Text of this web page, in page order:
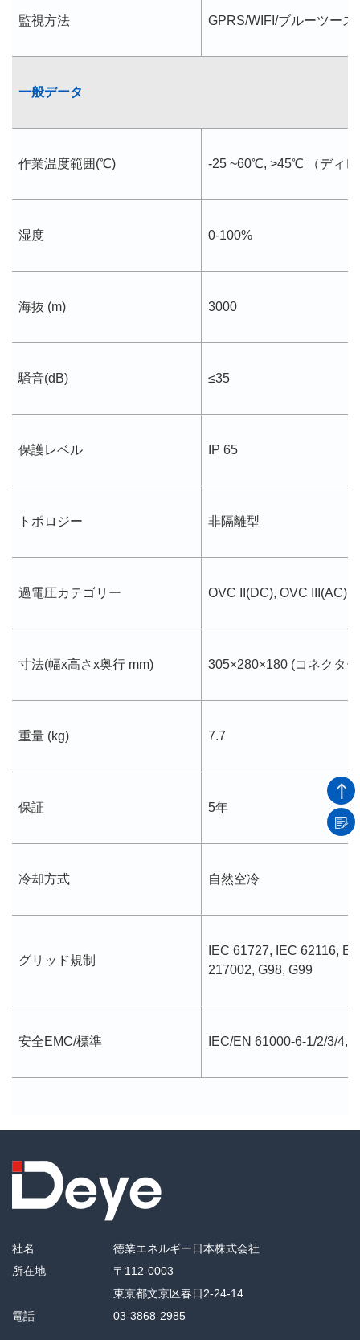
監視方法 GPRS/WIFI/ブルーツー
一般データ
作業温度範囲(℃) -25 ~60℃, >45℃ （ディレ
湿度 0-100%
海抜 (m) 3000
騒音(dB) ≤35
保護レベル IP 65
トポロジー 非隔離型
過電圧カテゴリー OVC II(DC), OVC III(AC)
寸法(幅x高さx奥行 mm) 305×280×180 (コネクタ
重量 (kg) 7.7
保証 5年
冷却方式 自然空冷
グリッド規制
IEC 61727, IEC 62116,
217002, G98, G99
安全EMC/標準 IEC/EN 61000-6-1/2/3/4,
社名
徳業エネルギー日本株式会社
所在地
〒112-0003
東京都文京区春日2-24-14
電話
03-3868-2985